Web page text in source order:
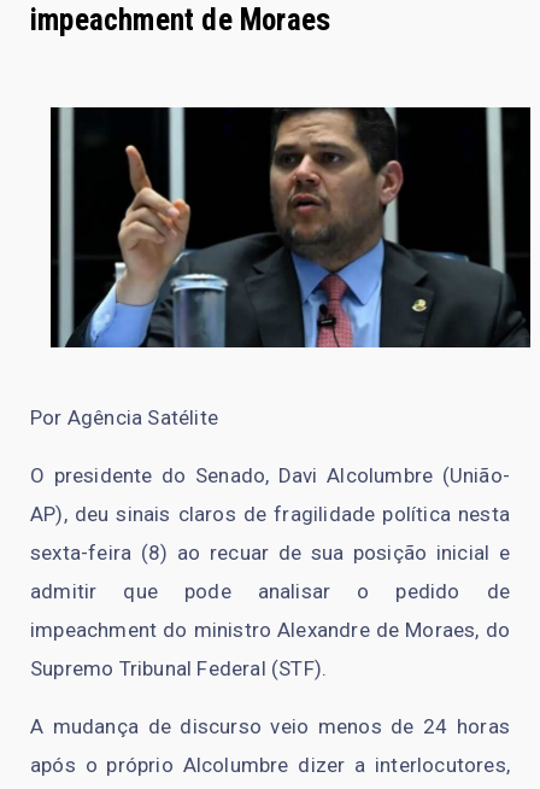
impeachment de Moraes
Por Agência Satélite
O presidente do Senado, Davi Alcolumbre (União-
AP), deu sinais claros de fragilidade política nesta
sexta-feira (8) ao recuar de sua posição inicial e
admitir que pode analisar o pedido de
impeachment do ministro Alexandre de Moraes, do
Supremo Tribunal Federal (STF).
A mudança de discurso veio menos de 24 horas
após o próprio Alcolumbre dizer a interlocutores,